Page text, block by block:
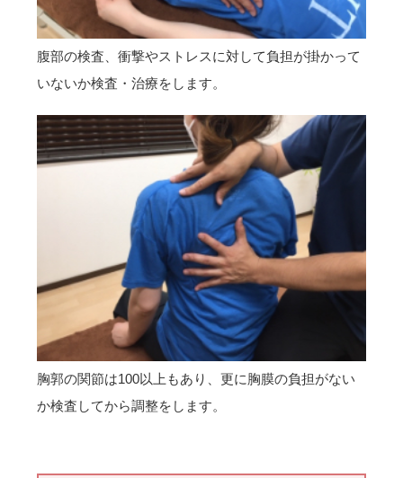
腹部の検査、衝撃やストレスに対して負担が掛かって
いないか検査・治療をします。
胸郭の関節は100以上もあり、更に胸膜の負担がない
か検査してから調整をします。